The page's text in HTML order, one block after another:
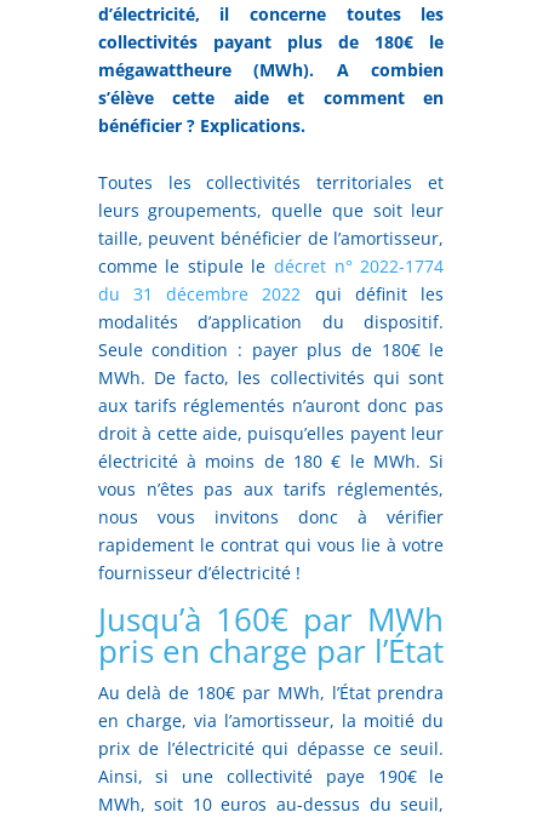
d’électricité, il concerne toutes les
collectivités payant plus de 180€ le
mégawattheure (MWh). A combien
s’élève cette aide et comment en
bénéficier ? Explications.
Toutes les collectivités territoriales et
leurs groupements, quelle que soit leur
taille, peuvent bénéficier de l’amortisseur,
comme le stipule ledécret n° 2022-1774
du 31 décembre 2022 qui définit les
modalités d’application du dispositif.
Seule condition : payer plus de 180€ le
MWh. De facto, les collectivités qui sont
aux tarifs réglementés n’auront donc pas
droit à cette aide, puisqu’elles payent leur
électricité à moins de 180 € le MWh. Si
vous n’êtes pas aux tarifs réglementés,
nous vous invitons donc à vérifier
rapidement le contrat qui vous lie à votre
fournisseur d’électricité !
Jusqu’à 160€ par MWh
pris en charge par l’État
Au delà de 180€ par MWh, l’État prendra
en charge, via l’amortisseur, la moitié du
prix de l’électricité qui dépasse ce seuil.
Ainsi, si une collectivité paye 190€ le
MWh, soit 10 euros au-dessus du seuil,